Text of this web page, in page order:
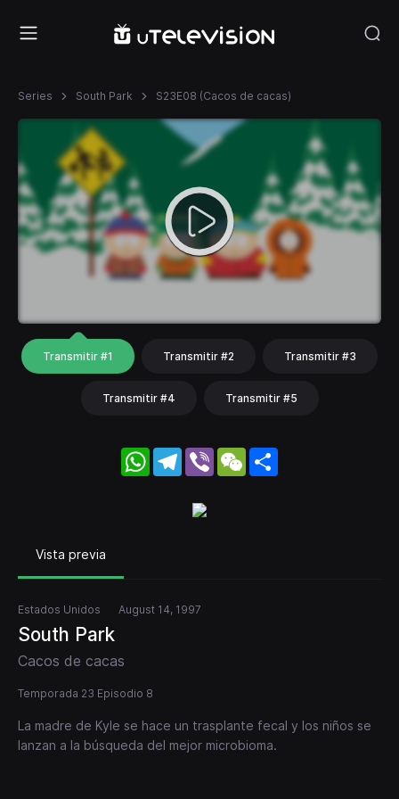
Series South Park S23E08 (Cacos de cacas)
Transmitir #1 Transmitir #2 Transmitir #3
Transmitir #4 Transmitir #5
WhatsApp
Telegram
Viber WeChat
Vista previa
Estados Unidos August 14, 1997
South Park
Cacos de cacas
Temporada 23 Episodio 8
La madre de Kyle se hace un trasplante fecal y los niños se
lanzan a la búsqueda del mejor microbioma.